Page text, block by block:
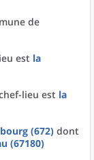
de
est la
lieu est la
(672) dont
(67180)